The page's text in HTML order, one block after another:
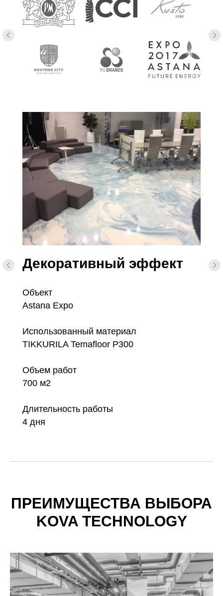
Декоративный эффект
Объект
Astana Expo
Использованный материал
TIKKURILA Temafloor P300
Объем работ
700 м2
Длительность работы
4 дня
ПРЕИМУЩЕСТВА ВЫБОРА
KOVA TECHNOLOGY